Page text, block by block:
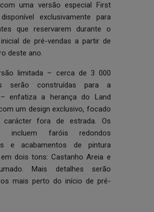
uma versão especial First
exclusivamente para
que reservarem durante o
de pré-vendas a partir de
deste ano.
limitada – cerca de 3 000
serão construídas para a
enfatiza a herança do Land
um design exclusivo, focado
fora de estrada. Os
incluem faróis redondos
e acabamentos de pintura
dois tons: Castanho Areia e
Mais detalhes serão
mais perto do início de pré-